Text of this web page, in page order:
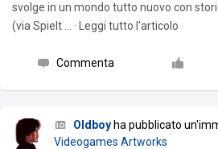
svolge in un mondo tutto nuovo con
(via Spielt … · Leggi tutto l'articolo
Commenta
Oldboy ha pubblicato
Videogames Artworks